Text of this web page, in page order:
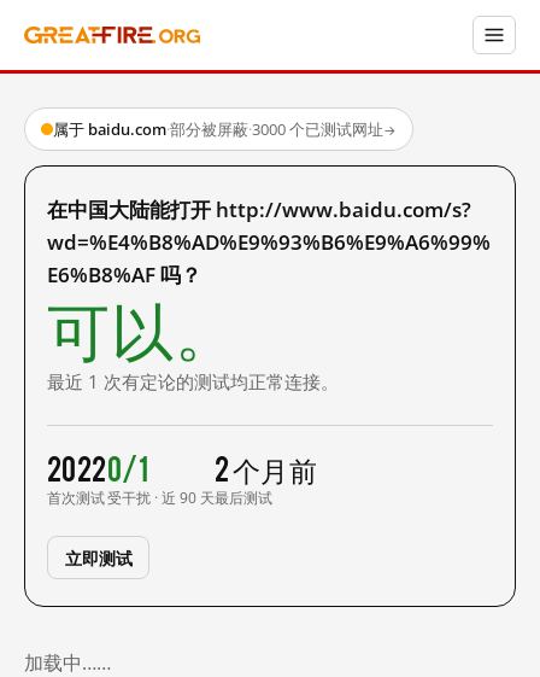
属于 baidu.com·部分被屏蔽·3000 个已测试网址→
在中国大陆能打开 http://www.baidu.com/s?
wd=%E4%B8%AD%E9%93%B6%E9%A6%99%
E6%B8%AF 吗？
可以。
最近 1 次有定论的测试均正常连接。
2022
首次测试
0/1
受干扰 · 近 90 天
2 个月前
最后测试
立即测试
加载中……